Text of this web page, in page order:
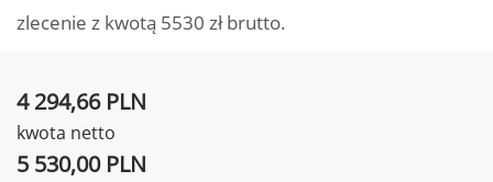
zlecenie z kwotą 5530 zł brutto.
4 294,66 PLN
kwota netto
5 530,00 PLN